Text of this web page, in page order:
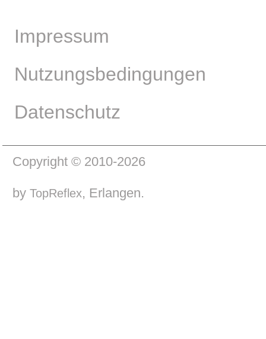
Impressum
Nutzungsbedingungen
Datenschutz
Copyright © 2010-2026
by TopReflex, Erlangen.